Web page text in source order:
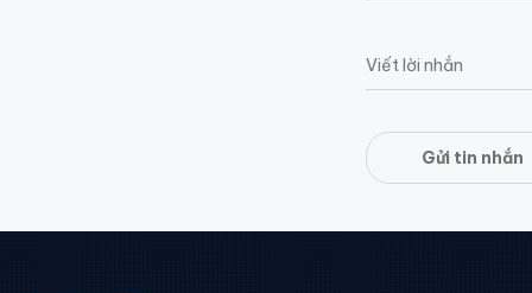
Gửi tin nhắn